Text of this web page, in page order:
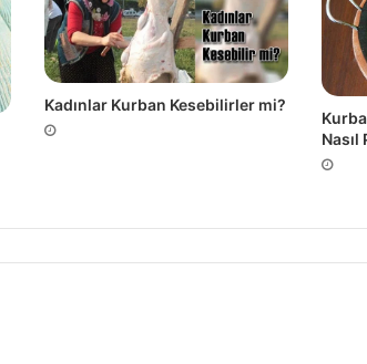
Kadınlar Kurban Kesebilirler mi?